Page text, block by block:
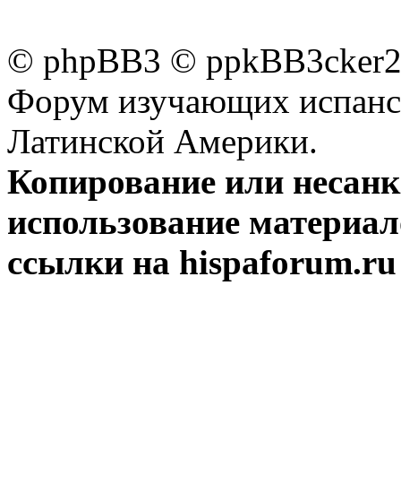
© phpBB3 ©
Форум изучающих
Латинской Америки.
Копирование или
использование
ссылки на hispaforum.ru